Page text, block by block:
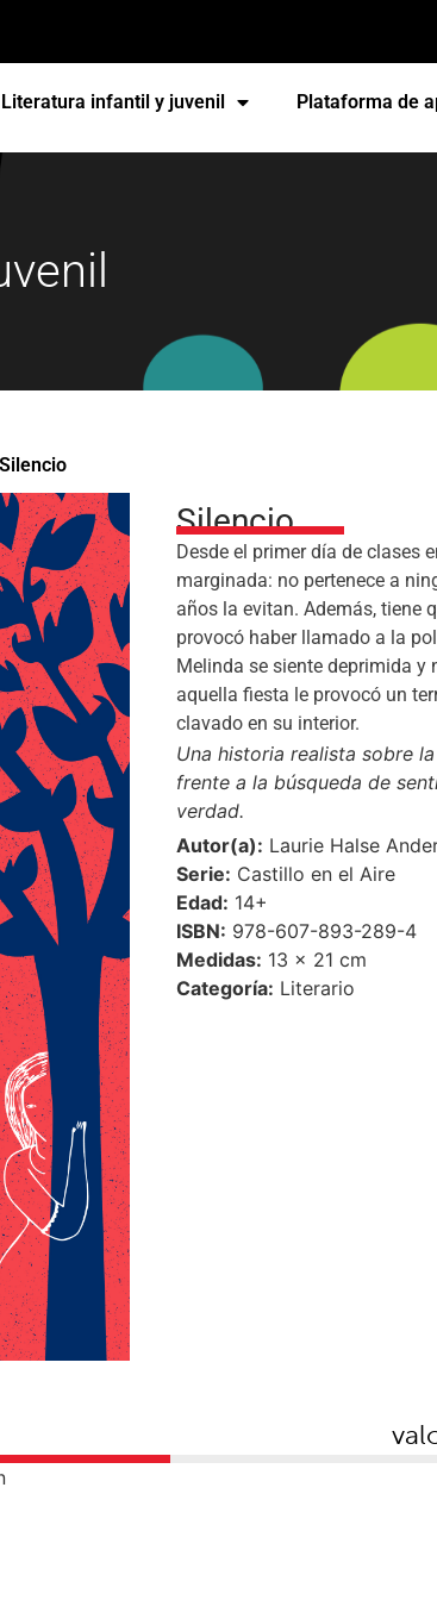
Literatura infantil y juvenil Plataforma de
Silencio
Silencio
Desde el primer día de clases
marginada: no pertenece a
años la evitan. Además, tiene
provocó haber llamado a la
Melinda se siente deprimida y
aquella fiesta le provocó un
clavado en su interior.
Una historia realista sobre
frente a la búsqueda de
verdad.
Autor(a): Laurie Halse
Serie: Castillo en el Aire
Edad: 14+
ISBN: 978-607-893-289-4
Medidas: 13 × 21 cm
Categoría: Literario